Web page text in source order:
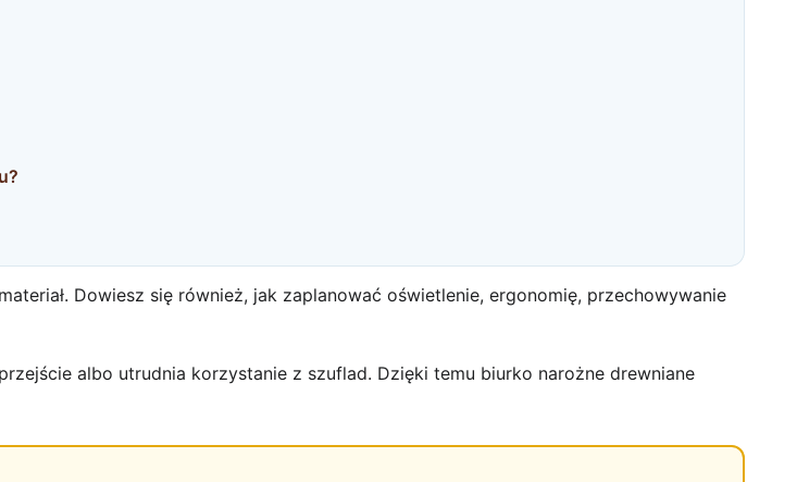
Dowiesz się również, jak zaplanować oświetlenie, ergonomię, przechowywanie
albo utrudnia korzystanie z szuflad. Dzięki temu biurko narożne drewniane